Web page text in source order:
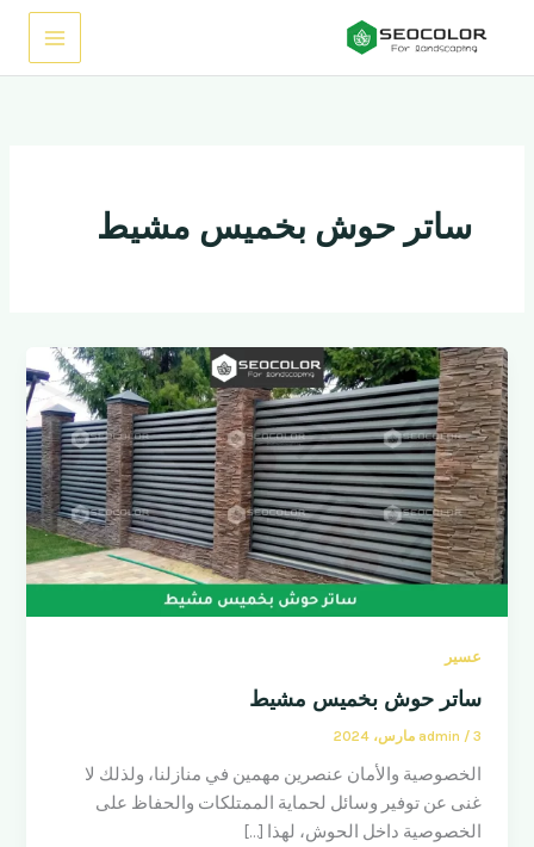
ساتر حوش بخميس مشيط
عسير
ساتر حوش بخميس مشيط
admin / 3 مارس، 2024
الخصوصية والأمان عنصرين مهمين في منازلنا، ولذلك لا
غنى عن توفير وسائل لحماية الممتلكات والحفاظ على
الخصوصية داخل الحوش، لهذا […]